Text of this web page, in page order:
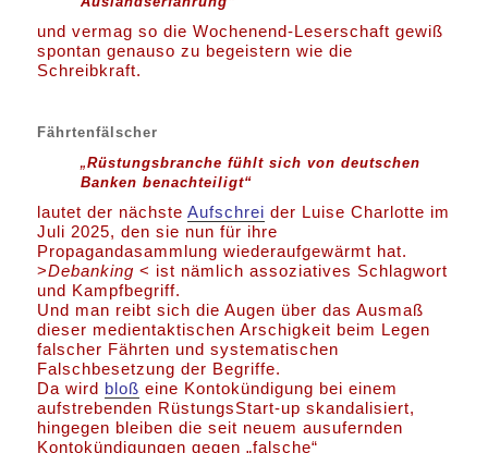
und vermag so die Wochenend-Leserschaft gewiß
spontan genauso zu begeistern wie die
Schreibkraft.
Fährtenfälscher
„Rüstungsbranche fühlt sich von deutschen
Banken benachteiligt“
lautet der nächsteAufschrei der Luise Charlotte im
Juli 2025, den sie nun für ihre
Propagandasammlung wiederaufgewärmt hat.
>Debanking < ist nämlich assoziatives Schlagwort
und Kampfbegriff.
Und man reibt sich die Augen über das Ausmaß
dieser medientaktischen Arschigkeit beim Legen
falscher Fährten und systematischen
Falschbesetzung der Begriffe.
Da wird bloß eine Kontokündigung bei einem
aufstrebenden RüstungsStart-up skandalisiert,
hingegen bleiben die seit neuem ausufernden
Kontokündigungen gegen „falsche“